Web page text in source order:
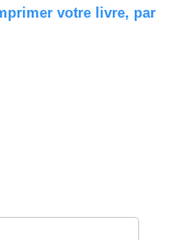
votre livre, par